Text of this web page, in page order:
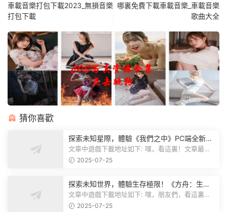
車載音樂打包下載2023_無損音樂
打包下載
哪裏免費下載車載音樂_車載音樂
歌曲大全
猜你喜歡
探索未知星際，體驗《我們之中》PC端全新版
本
文章中遊戲下載地址如下: 嘿，看這裏！文章最後
有個圖片，點一下就能加入我們遊...
2025-07-25
探索未知世界，體驗生存極限！《方舟：生存
飛升》v38.9中文版全新升級！
文章中遊戲下載地址如下: 嘿，朋友們，看這裏！
《方舟：生存飛升》這個遊戲超火...
2025-07-25